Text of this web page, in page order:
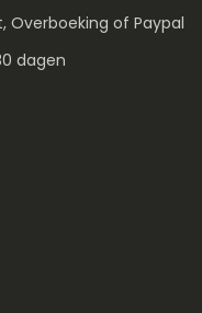
Overboeking of Paypal
dagen